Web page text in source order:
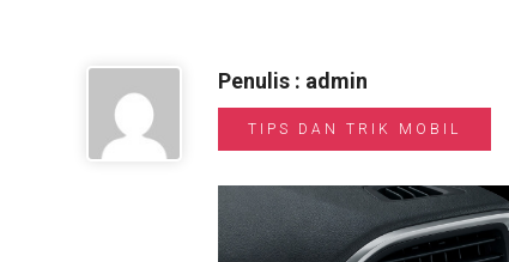
Penulis : admin
TIPS DAN TRIK MOBIL